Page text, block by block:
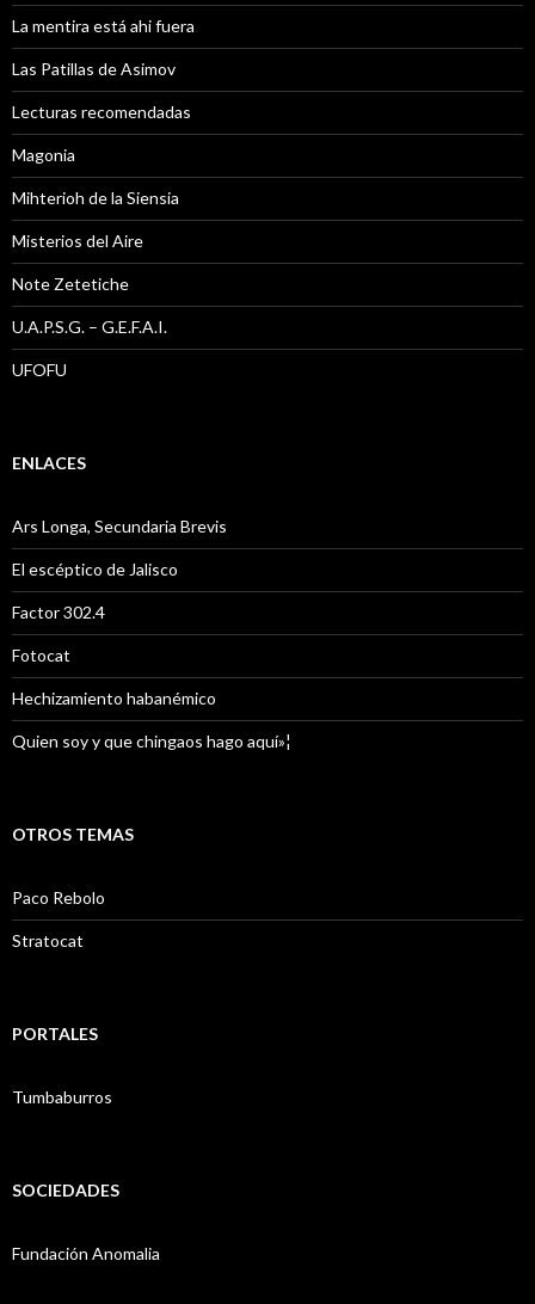
La mentira está ahi fuera
Las Patillas de Asimov
Lecturas recomendadas
Magonia
Mihterioh de la Siensia
Misterios del Aire
Note Zetetiche
U.A.P.S.G. – G.E.F.A.I.
UFOFU
ENLACES
Ars Longa, Secundaria Brevis
El escéptico de Jalisco
Factor 302.4
Fotocat
Hechizamiento habanémico
Quien soy y que chingaos hago aquí»¦
OTROS TEMAS
Paco Rebolo
Stratocat
PORTALES
Tumbaburros
SOCIEDADES
Fundación Anomalia